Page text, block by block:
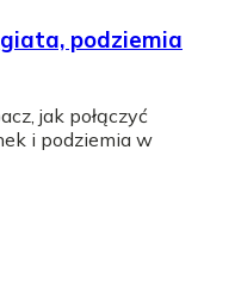
podziemia
jak połączyć
i podziemia w